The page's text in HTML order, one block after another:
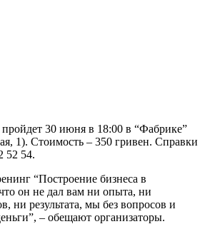
пройдет 30 июня в 18:00 в “Фабрике”
1). Стоимость – 350 гривен. Справки
52 54.
“Построение бизнеса в
он не дал вам ни опыта, ни
ни результата, мы без вопросов и
– обещают организаторы.